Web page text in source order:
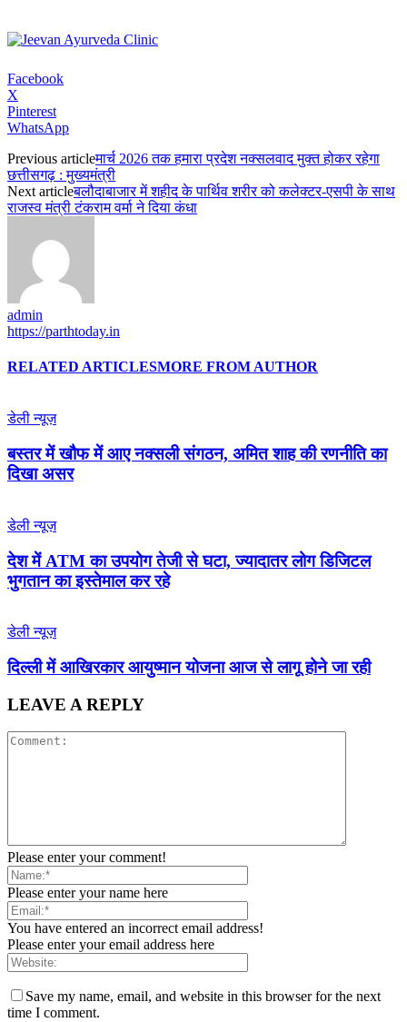
Facebook
X
Pinterest
WhatsApp
Previous articleमार्च 2026 तक हमारा प्रदेश नक्सलवाद मुक्त होकर रहेगा
छत्तीसगढ़ : मुख्यमंत्री
Next articleबलौदाबाजार में शहीद के पार्थिव शरीर को कलेक्टर-एसपी के साथ
राजस्व मंत्री टंकराम वर्मा ने दिया कंधा
admin
https://parthtoday.in
RELATED ARTICLESMORE FROM AUTHOR
डेली न्यूज़
बस्तर में खौफ में आए नक्सली संगठन, अमित शाह की रणनीति का
दिखा असर
डेली न्यूज़
देश में ATM का उपयोग तेजी से घटा, ज्यादातर लोग डिजिटल
भुगतान का इस्तेमाल कर रहे
डेली न्यूज़
द‍िल्‍ली में आख‍िरकार आयुष्‍मान योजना आज से लागू होने जा रही
LEAVE A REPLY
Please enter your comment!
Please enter your name here
You have entered an incorrect email address!
Please enter your email address here
Save my name, email, and website in this browser for the next
time I comment.